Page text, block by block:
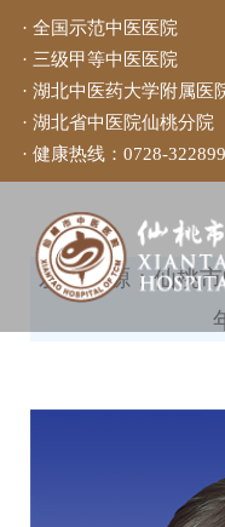
· 全国示范中医医院
· 三级甲等中医医院
· 湖北中医药大学附属医
· 湖北省中医院仙桃分院
· 健康热线： 0728-
当前位置： 首页>
他>康复医学科
发布来源：仙桃